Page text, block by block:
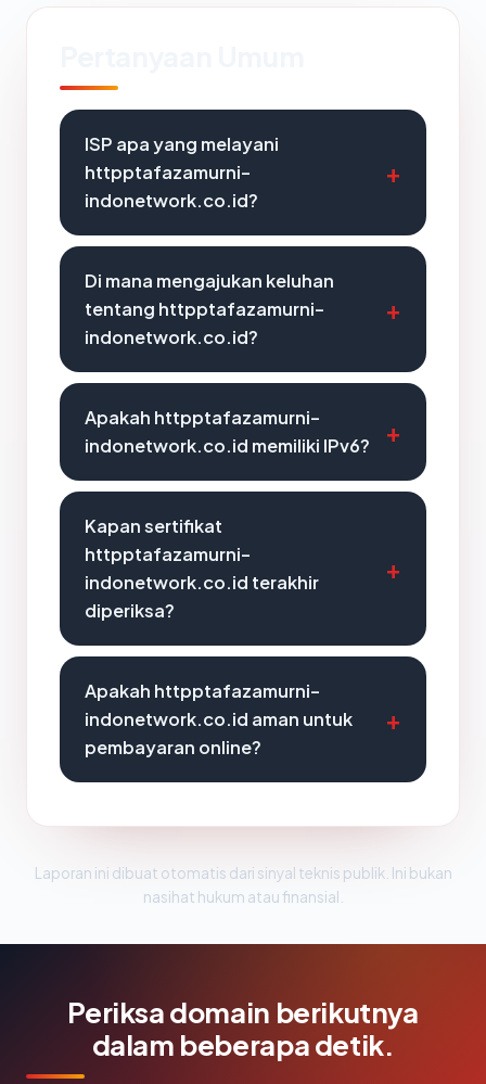
ISP apa yang melayani
httpptafazamurni-
indonetwork.co.id?
Di mana mengajukan keluhan
tentang httpptafazamurni-
indonetwork.co.id?
Apakah httpptafazamurni-
indonetwork.co.id memiliki IPv6?
Kapan sertifikat
httpptafazamurni-
indonetwork.co.id terakhir
diperiksa?
Apakah httpptafazamurni-
indonetwork.co.id aman untuk
pembayaran online?
Laporan ini dibuat otomatis dari sinyal teknis publik. Ini bukan
nasihat hukum atau finansial.
Periksa domain berikutnya
dalam beberapa detik.